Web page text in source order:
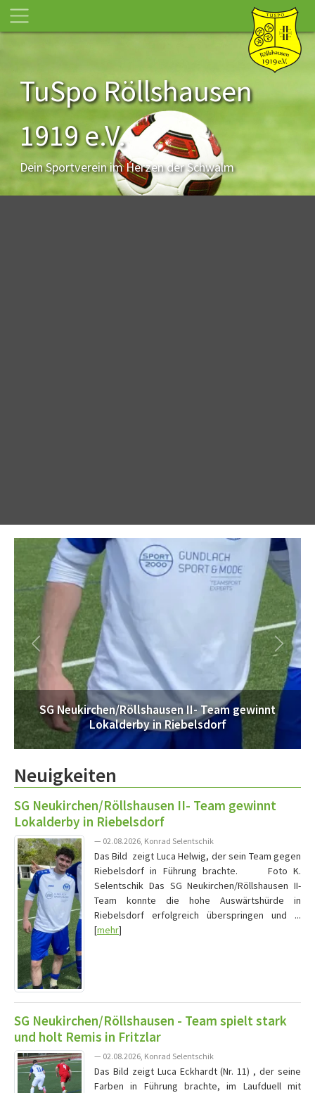
TuSpo Röllshausen
1919 e.V.
Dein Sportverein im Herzen der Schwalm
SG Neukirchen/Röllshausen II- Team gewinnt
Lokalderby in Riebelsdorf
Neuigkeiten
SG Neukirchen/Röllshausen II- Team gewinnt
Lokalderby in Riebelsdorf
— 02.08.2026, Konrad Selentschik
Das Bild zeigt Luca Helwig, der sein Team gegen
Riebelsdorf in Führung brachte. Foto K.
Selentschik Das SG Neukirchen/Röllshausen II-
Team konnte die hohe Auswärtshürde in
Riebelsdorf erfolgreich überspringen und ...
[mehr]
SG Neukirchen/Röllshausen - Team spielt stark
und holt Remis in Fritzlar
— 02.08.2026, Konrad Selentschik
Das Bild zeigt Luca Eckhardt (Nr. 11) , der seine
Farben in Führung brachte, im Laufduell mit